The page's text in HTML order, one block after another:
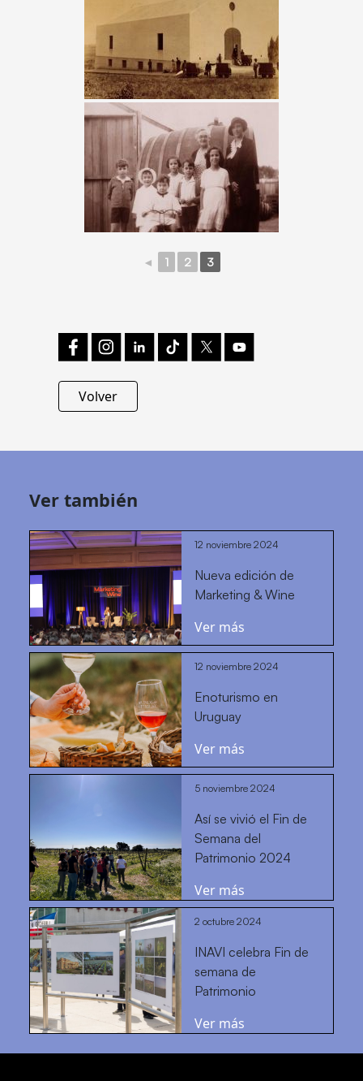
◄ 1 2 3
Volver
Ver también
12 noviembre 2024
Nueva edición de
Marketing & Wine
Ver más
12 noviembre 2024
Enoturismo en
Uruguay
Ver más
5 noviembre 2024
Así se vivió el Fin de
Semana del
Patrimonio 2024
Ver más
2 octubre 2024
INAVI celebra Fin de
semana de
Patrimonio
Ver más